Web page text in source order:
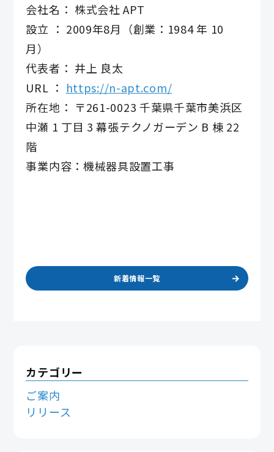
会社名： 株式会社 APT
設立 ： 2009年8月（創業：1984 年 10
月）
代表者： 井上 良太
URL ： https://n-apt.com/
所在地： 〒261-0023 千葉県千葉市美浜区
中瀬 1 丁目 3 幕張テクノガーデン B 棟 22
階
事業内容：機械器具設置工事
新着情報一覧
カテゴリー
ご案内
リリース